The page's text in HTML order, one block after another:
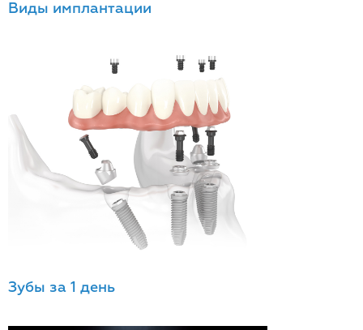
Виды имплантации
Зубы за 1 день